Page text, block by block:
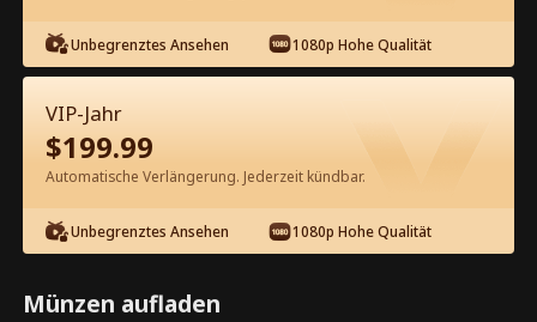
Episode 56 - Meine beste Freundin
will meinen One-Night Stand CEO
Kompletter Film
1-50 51-78
56 57 58 59 60
Unbegrenztes Ansehen 1080p Hohe Qualität
VIP-Jahr
$199.99
Automatische Verlängerung. Jederzeit kündbar.
Unbegrenztes Ansehen 1080p Hohe Qualität
Münzen aufladen